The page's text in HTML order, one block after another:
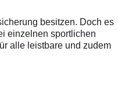
besitzen. Doch es
einzelnen sportlichen
alle leistbare und zudem